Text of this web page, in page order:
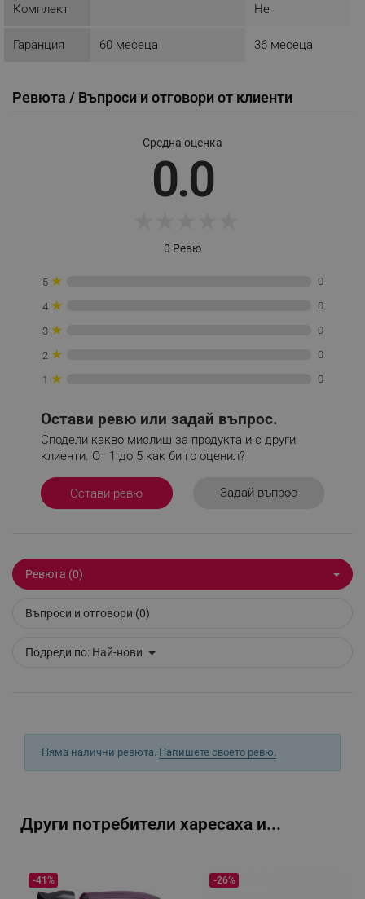
Комплект Не
Гаранция 60 месеца 36 месеца
Ревюта / Въпроси и отговори от клиенти
Средна оценка
0.0
0 Ревю
5 ★ 0
4 ★ 0
3 ★ 0
2 ★ 0
1 ★ 0
Остави ревю или задай въпрос.
Сподели какво мислиш за продукта и с други
клиенти. От 1 до 5 как би го оценил?
Остави ревю Задай въпрос
Ревюта (0)
Въпроси и отговори (0)
Подреди по: Най-нови
Няма налични ревюта. Напишете своето ревю.
Други потребители харесаха и...
-41% -26%
.alleop.bg
Google Privacy Policy